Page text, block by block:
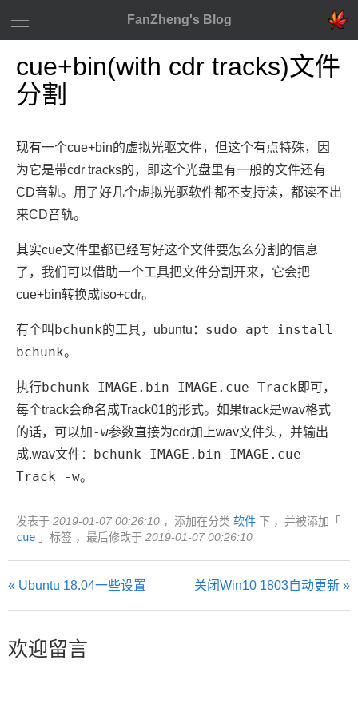
FanZheng's Blog
cue+bin(with cdr tracks)文件
分割
现有一个cue+bin的虚拟光驱文件，但这个有点特殊，因
为它是带cdr tracks的，即这个光盘里有一般的文件还有
CD音轨。用了好几个虚拟光驱软件都不支持读，都读不出
来CD音轨。
其实cue文件里都已经写好这个文件要怎么分割的信息
了，我们可以借助一个工具把文件分割开来，它会把
cue+bin转换成iso+cdr。
有个叫 bchunk的工具，ubuntu： sudo apt install
bchunk。
执行bchunk IMAGE.bin IMAGE.cue Track 即可，
每个track会命名成Track01的形式。如果track是wav格式
的话，可以加 -w参数直接为cdr加上wav文件头，并输出
成.wav文件： bchunk IMAGE.bin IMAGE.cue
Track -w。
发表于 2019-01-07 00:26:10 ，添加在分类 软件 下 ，并被添加「
cue 」标签 ，最后修改于 2019-01-07 00:26:10
« Ubuntu 18.04一些设置 关闭Win10 1803自动更新 »
欢迎留言